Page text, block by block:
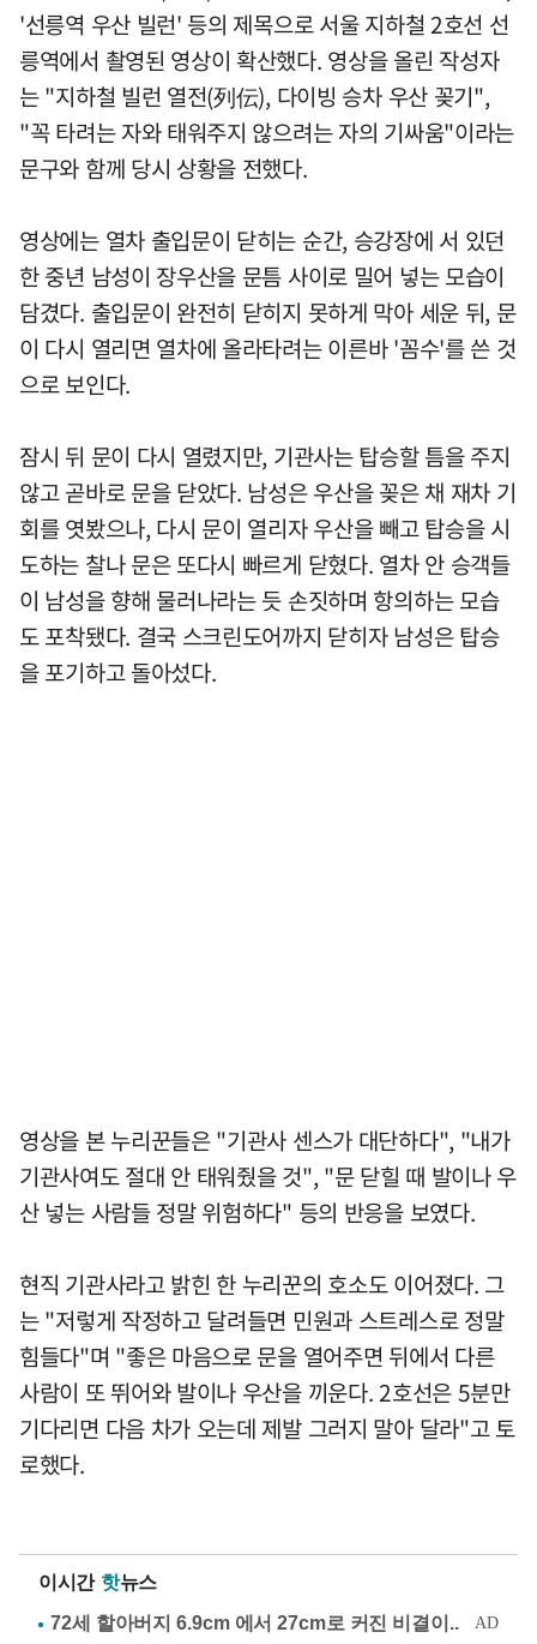
'선릉역 우산 빌런' 등의 제목으로 서울 지하철 2호선 선
릉역에서 촬영된 영상이 확산했다. 영상을 올린 작성자
는 "지하철 빌런 열전(列伝), 다이빙 승차 우산 꽂기",
"꼭 타려는 자와 태워주지 않으려는 자의 기싸움"이라는
문구와 함께 당시 상황을 전했다.
영상에는 열차 출입문이 닫히는 순간, 승강장에 서 있던
한 중년 남성이 장우산을 문틈 사이로 밀어 넣는 모습이
담겼다. 출입문이 완전히 닫히지 못하게 막아 세운 뒤, 문
이 다시 열리면 열차에 올라타려는 이른바 '꼼수'를 쓴 것
으로 보인다.
잠시 뒤 문이 다시 열렸지만, 기관사는 탑승할 틈을 주지
않고 곧바로 문을 닫았다. 남성은 우산을 꽂은 채 재차 기
회를 엿봤으나, 다시 문이 열리자 우산을 빼고 탑승을 시
도하는 찰나 문은 또다시 빠르게 닫혔다. 열차 안 승객들
이 남성을 향해 물러나라는 듯 손짓하며 항의하는 모습
도 포착됐다. 결국 스크린도어까지 닫히자 남성은 탑승
을 포기하고 돌아섰다.
영상을 본 누리꾼들은 "기관사 센스가 대단하다", "내가
기관사여도 절대 안 태워줬을 것", "문 닫힐 때 발이나 우
산 넣는 사람들 정말 위험하다" 등의 반응을 보였다.
현직 기관사라고 밝힌 한 누리꾼의 호소도 이어졌다. 그
는 "저렇게 작정하고 달려들면 민원과 스트레스로 정말
힘들다"며 "좋은 마음으로 문을 열어주면 뒤에서 다른
사람이 또 뛰어와 발이나 우산을 끼운다. 2호선은 5분만
기다리면 다음 차가 오는데 제발 그러지 말아 달라"고 토
로했다.
이시간 핫뉴스